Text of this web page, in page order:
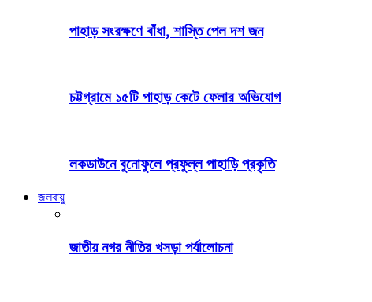
পাহাড় সংরক্ষণে বাঁধা, শাস্তি পেল দশ জন
চট্টগ্রামে ১৫টি পাহাড় কেটে ফেলার অভিযোগ
লকডাউনে বুনোফুলে প্রফুল্ল পাহাড়ি প্রকৃতি
জলবায়ু
জাতীয় নগর নীতির খসড়া পর্যালোচনা